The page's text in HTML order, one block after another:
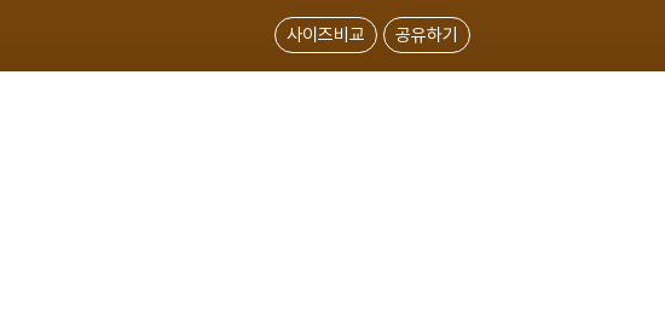
사이즈비교 공유하기